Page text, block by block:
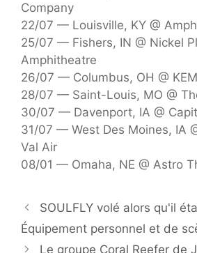
Company
22/07 — Louisville, KY @
25/07 — Fishers, IN @ Nickel
Amphitheatre
26/07 — Columbus, OH @
28/07 — Saint-Louis, MO @
30/07 — Davenport, IA @
31/07 — West Des Moines, IA
Val Air
08/01 — Omaha, NE @ Astro
SOULFLY volé alors qu'il
Équipement personnel et de
Le groupe Coral Reefer de